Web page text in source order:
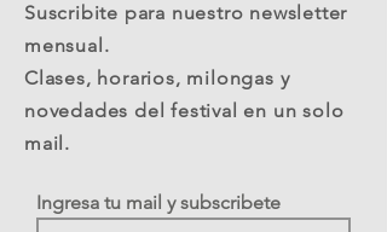
Suscribite para nuestro newsletter
mensual.
Clases, horarios, milongas y
novedades del festival en un solo
mail.
Ingresa tu mail y subscribete